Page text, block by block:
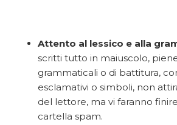
Attento al lessico e alla
scritti tutto in maiuscolo,
grammaticali o di battitura,
esclamativi o simboli, non
del lettore, ma vi faranno
cartella spam.